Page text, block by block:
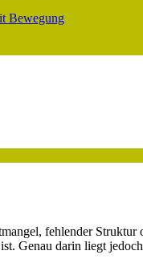
Bewegung
fehlender
Genau darin liegt